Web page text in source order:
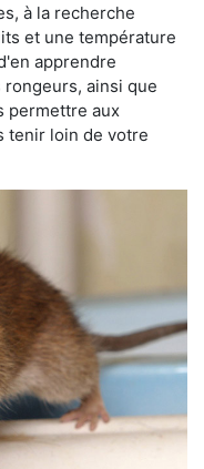
à la recherche
et une température
apprendre
ainsi que
permettre aux
tenir loin de votre